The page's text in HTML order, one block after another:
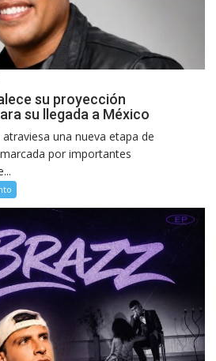
su proyección
su llegada a México
una nueva etapa de
por importantes